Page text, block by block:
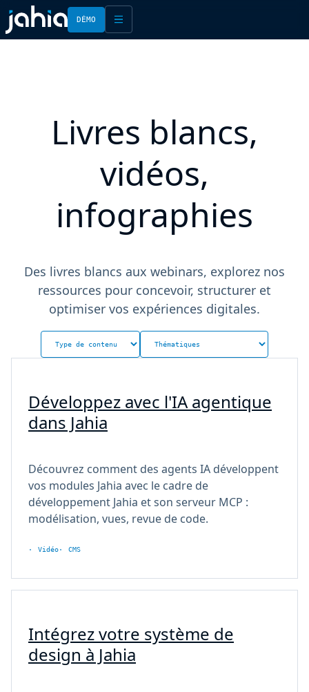
DÉMO
Livres blancs,
vidéos,
infographies
Des livres blancs aux webinars, explorez nos
ressources pour concevoir, structurer et
optimiser vos expériences digitales.
Développez avec l'IA agentique
dans Jahia
Découvrez comment des agents IA développent
vos modules Jahia avec le cadre de
développement Jahia et son serveur MCP :
modélisation, vues, revue de code.
Vidéo CMS
Intégrez votre système de
design à Jahia